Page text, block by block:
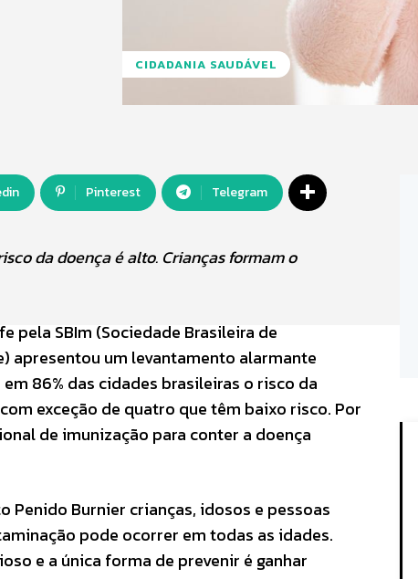
CIDADANIA SAUDÁVEL
Pinterest Telegram
da doença é alto. Crianças formam o
pela SBIm (Sociedade Brasileira de
apresentou um levantamento alarmante
86% das cidades brasileiras o risco da
exceção de quatro que têm baixo risco. Por
de imunização para conter a doença
Burnier crianças, idosos e pessoas
pode ocorrer em todas as idades.
e a única forma de prevenir é ganhar